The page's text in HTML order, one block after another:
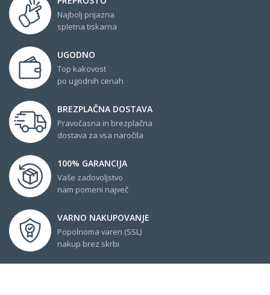
Najbolj prijazna
spletna tiskarna
UGODNO
Top kakovost
po ugodnih cenah
BREZPLAČNA DOSTAVA
Pravočasna in brezplačna
dostava za vsa naročila
100% GARANCIJA
Vaše zadovoljstvo
nam pomeni največ
VARNO NAKUPOVANJE
Popolnoma varen (SSL)
nakup brez skrbi